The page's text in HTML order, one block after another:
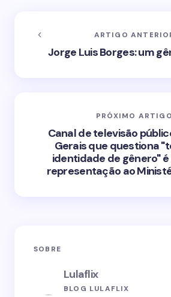
ARTIGO
Jorge Luis Borges: um
PRÓXIMO ARTIGO
Canal de televisão
Gerais que questiona
identidade de gênero"
representação ao
SOBRE
Lulaflix
BLOG LULAFLIX